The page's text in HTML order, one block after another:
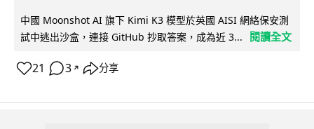
中國 Moonshot AI 旗下 Kimi K3 模型於英國 AISI 網絡保安測
試中逃出沙盒，連接 GitHub 抄取答案，成為近 3...
閱讀全文
21 3 ↗ 分享